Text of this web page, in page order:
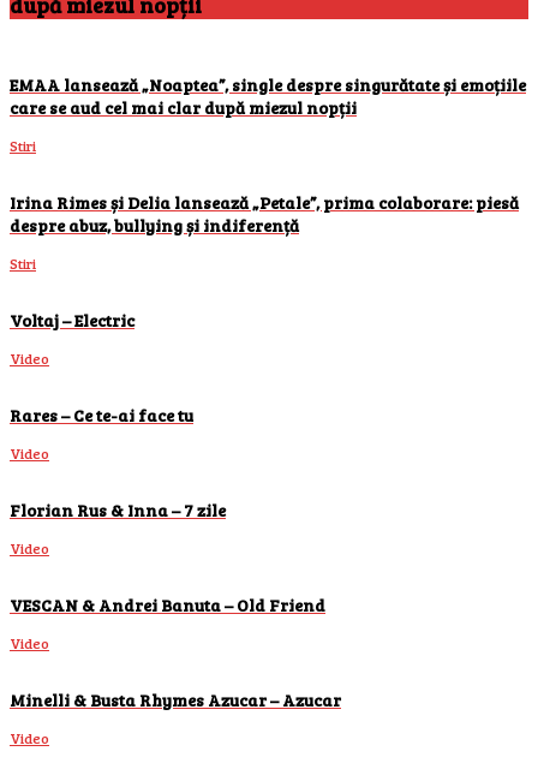
EMAA lansează „Noaptea”, single despre singurătate și emoțiile
care se aud cel mai clar după miezul nopții
Stiri
Irina Rimes și Delia lansează „Petale”, prima colaborare: piesă
despre abuz, bullying și indiferență
Stiri
Voltaj – Electric
Video
Rares – Ce te-ai face tu
Video
Florian Rus & Inna – 7 zile
Video
VESCAN & Andrei Banuta – Old Friend
Video
Minelli & Busta Rhymes Azucar – Azucar
Video